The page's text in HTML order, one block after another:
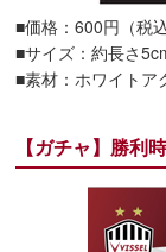
■価格：600円（税込
■サイズ：約長さ
■素材：ホワイトア
【ガチャ】勝利